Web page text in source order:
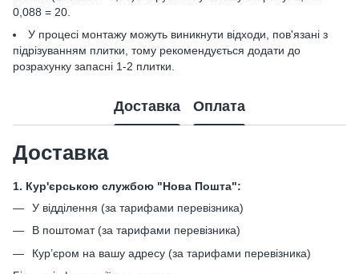
0,088 = 20.
У процесі монтажу можуть виникнути відходи, пов'язані з
підрізуванням плитки, тому рекомендується додати до
розрахунку запасні 1-2 плитки.
Доставка Оплата
Доставка
1. Кур'єрською службою "Нова Пошта":
У відділення (за тарифами перевізника)
В поштомат (за тарифами перевізника)
Кур’єром на вашу адресу (за тарифами перевізника)